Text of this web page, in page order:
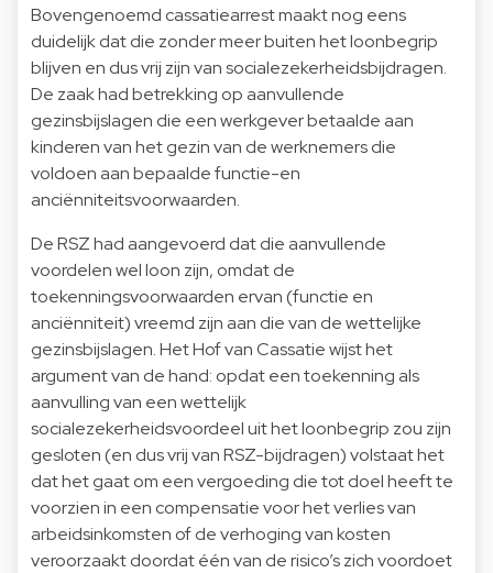
Bovengenoemd cassatiearrest maakt nog eens
duidelijk dat die zonder meer buiten het loonbegrip
blijven en dus vrij zijn van socialezekerheidsbijdragen.
De zaak had betrekking op aanvullende
gezinsbijslagen die een werkgever betaalde aan
kinderen van het gezin van de werknemers die
voldoen aan bepaalde functie-en
anciënniteitsvoorwaarden.
De RSZ had aangevoerd dat die aanvullende
voordelen wel loon zijn, omdat de
toekenningsvoorwaarden ervan (functie en
anciënniteit) vreemd zijn aan die van de wettelijke
gezinsbijslagen. Het Hof van Cassatie wijst het
argument van de hand: opdat een toekenning als
aanvulling van een wettelijk
socialezekerheidsvoordeel uit het loonbegrip zou zijn
gesloten (en dus vrij van RSZ-bijdragen) volstaat het
dat het gaat om een vergoeding die tot doel heeft te
voorzien in een compensatie voor het verlies van
arbeidsinkomsten of de verhoging van kosten
veroorzaakt doordat één van de risico’s zich voordoet